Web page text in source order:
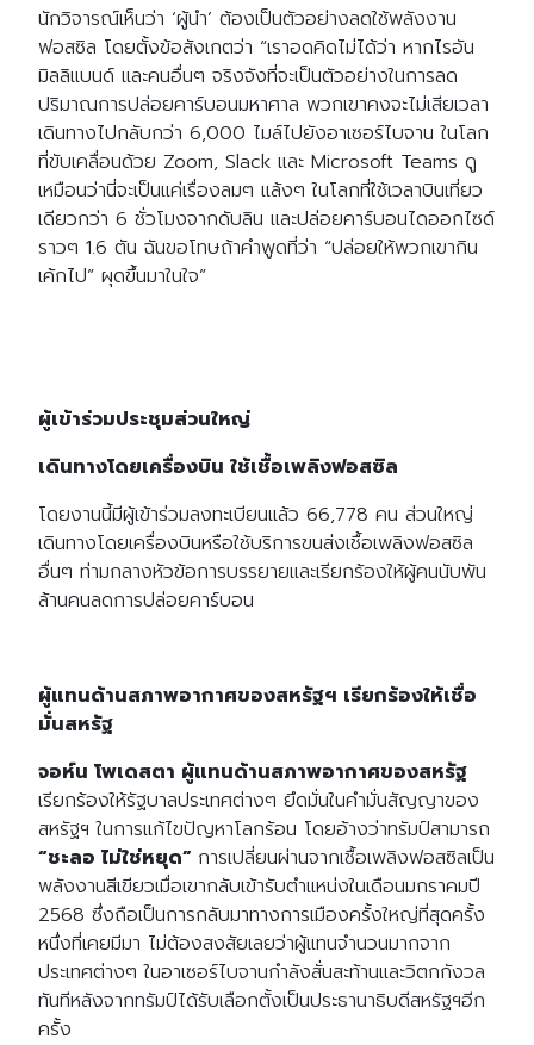
นักวิจารณ์เห็นว่า ‘ผู้นำ’ ต้องเป็นตัวอย่างลดใช้พลังงาน
ฟอสซิล โดยตั้งข้อสังเกตว่า “เราอดคิดไม่ได้ว่า หากไรอัน
มิลลิแบนด์ และคนอื่นๆ จริงจังที่จะเป็นตัวอย่างในการลด
ปริมาณการปล่อยคาร์บอนมหาศาล พวกเขาคงจะไม่เสียเวลา
เดินทางไปกลับกว่า 6,000 ไมล์ไปยังอาเซอร์ไบจาน ในโลก
ที่ขับเคลื่อนด้วย Zoom, Slack และ Microsoft Teams ดู
เหมือนว่านี่จะเป็นแค่เรื่องลมๆ แล้งๆ ในโลกที่ใช้เวลาบินเที่ยว
เดียวกว่า 6 ชั่วโมงจากดับลิน และปล่อยคาร์บอนไดออกไซด์
ราวๆ 1.6 ตัน ฉันขอโทษถ้าคำพูดที่ว่า “ปล่อยให้พวกเขากิน
เค้กไป” ผุดขึ้นมาในใจ”
ผู้เข้าร่วมประชุมส่วนใหญ่
เดินทางโดยเครื่องบิน ใช้เชื้อเพลิงฟอสซิล
โดยงานนี้มีผู้เข้าร่วมลงทะเบียนแล้ว 66,778 คน ส่วนใหญ่
เดินทางโดยเครื่องบินหรือใช้บริการขนส่งเชื้อเพลิงฟอสซิล
อื่นๆ ท่ามกลางหัวข้อการบรรยายและเรียกร้องให้ผู้คนนับพัน
ล้านคนลดการปล่อยคาร์บอน
ผู้แทนด้านสภาพอากาศของสหรัฐฯ เรียกร้องให้เชื่อ
มั่นสหรัฐ
จอห์น โพเดสตา ผู้แทนด้านสภาพอากาศของสหรัฐ
เรียกร้องให้รัฐบาลประเทศต่างๆ ยึดมั่นในคำมั่นสัญญาของ
สหรัฐฯ ในการแก้ไขปัญหาโลกร้อน โดยอ้างว่าทรัมป์สามารถ
“ชะลอ ไม่ใช่หยุด” การเปลี่ยนผ่านจากเชื้อเพลิงฟอสซิลเป็น
พลังงานสีเขียวเมื่อเขากลับเข้ารับตำแหน่งในเดือนมกราคมปี
2568 ซึ่งถือเป็นการกลับมาทางการเมืองครั้งใหญ่ที่สุดครั้ง
หนึ่งที่เคยมีมา ไม่ต้องสงสัยเลยว่าผู้แทนจำนวนมากจาก
ประเทศต่างๆ ในอาเซอร์ไบจานกำลังสั่นสะท้านและวิตกกังวล
ทันทีหลังจากทรัมป์ได้รับเลือกตั้งเป็นประธานาธิบดีสหรัฐฯอีก
ครั้ง